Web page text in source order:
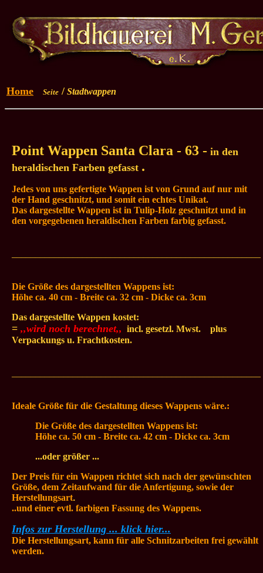
Home Seite / Stadtwappen
Point Wappen Santa Clara - 63 - in den
heraldischen Farben gefasst .
Jedes von uns gefertigte Wappen ist von Grund auf nur mit
der Hand geschnitzt, und somit ein echtes Unikat.
Das dargestellte Wappen ist in Tulip-Holz geschnitzt und in
den vorgegebenen heraldischen Farben farbig gefasst.
Die Größe des dargestellten Wappens ist:
Höhe ca. 40 cm - Breite ca. 32 cm - Dicke ca. 3cm
Das dargestellte Wappen kostet:
= ,,wird noch berechnet,, incl. gesetzl. Mwst.
plus
Verpackungs u. Frachtkosten.
Ideale Größe für die Gestaltung dieses Wappens wäre.:
Die Größe des dargestellten Wappens ist:
Höhe ca. 50 cm - Breite ca. 42 cm - Dicke ca. 3cm
...oder größer ...
Der Preis für ein Wappen richtet sich nach der gewünschten
Größe, dem Zeitaufwand für die Anfertigung, sowie der
Herstellungsart.
..und einer evtl. farbigen Fassung des Wappens.
Infos zur Herstellung ... klick hier...
Die Herstellungsart, kann für alle Schnitzarbeiten frei gewählt
werden.